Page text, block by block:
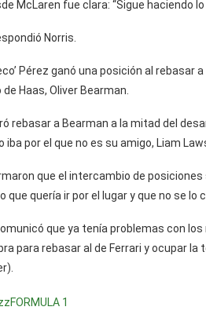
McLaren fue clara: “Sigue haciendo
Norris.
Pérez ganó una posición al
Haas, Oliver Bearman.
rebasar a Bearman a la mitad del
iba por el que no es su amigo, Liam
que el intercambio de
que quería ir por el lugar y que no se lo
que ya tenía problemas con
para rebasar al de Ferrari y ocupar
FORMULA 1